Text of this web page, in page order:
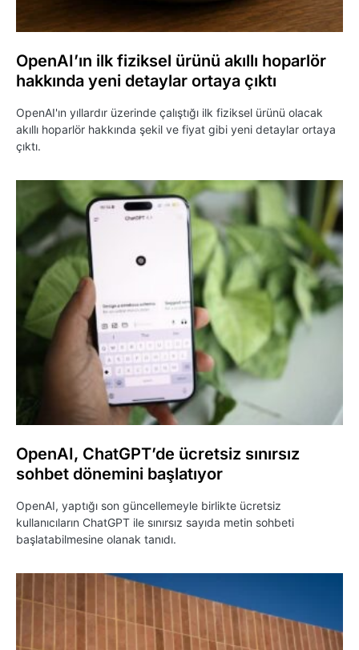
OpenAI’ın ilk fiziksel ürünü akıllı hoparlör
hakkında yeni detaylar ortaya çıktı
OpenAI'ın yıllardır üzerinde çalıştığı ilk fiziksel ürünü olacak
akıllı hoparlör hakkında şekil ve fiyat gibi yeni detaylar ortaya
çıktı.
OpenAI, ChatGPT’de ücretsiz sınırsız
sohbet dönemini başlatıyor
OpenAI, yaptığı son güncellemeyle birlikte ücretsiz
kullanıcıların ChatGPT ile sınırsız sayıda metin sohbeti
başlatabilmesine olanak tanıdı.